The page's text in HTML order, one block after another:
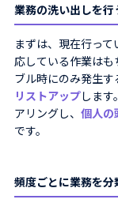
業務の洗い出しを行
まずは、現在行っ
応している作業は
ブル時にのみ発生す
リストアップします
アリングし、 個人の
です。
頻度ごとに業務を分